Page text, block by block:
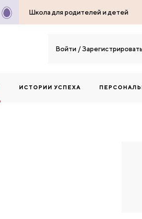
Школа для родителей и детей
Войти /
ИСТОРИИ УСПЕХА